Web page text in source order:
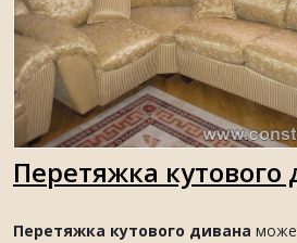
Перетяжка кутового
Перетяжка кутового дивана може